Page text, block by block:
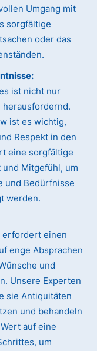
Umgang mit
sorgfältige
oder das
ist nicht nur
herausfordernd.
ist es wichtig,
Respekt in den
eine sorgfältige
Mitgefühl, um
und Bedürfnisse
werden.
erfordert einen
enge Absprachen
und
Unsere Experten
sie Antiquitäten
und behandeln
auf eine
um